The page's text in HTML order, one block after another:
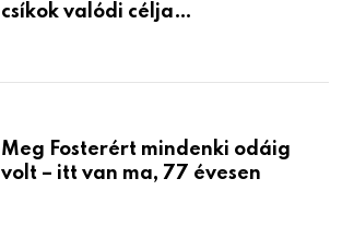
csíkok valódi célja…
Meg Fosterért mindenki odáig
volt – itt van ma, 77 évesen